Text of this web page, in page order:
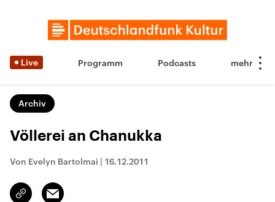
Live Programm Podcasts
Archiv
Völlerei an Chanukka
Von Evelyn Bartolmai | 16.12.2011
Link
kopieren/teilen
Email